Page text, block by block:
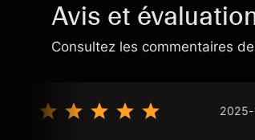
Avis et
Consultez les commentaires